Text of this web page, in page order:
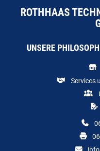
ROTHHAAS
UNSERE
Services